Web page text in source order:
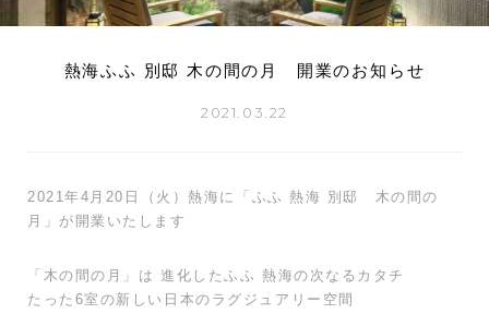
熱海ふふ 別邸 木の間の月 開業のお知らせ
2021.03.22
2021年4月20日（火）熱海に「ふふ 熱海 別邸 木の間の
月」が開業いたします
「木の間の月」は 進化したふふ 熱海の次なるカタチ
たった6室の新しい日本のラグジュアリー空間